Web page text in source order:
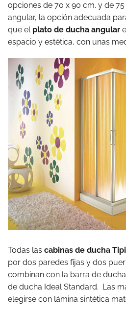
opciones de 70 x 90 cm. y de
angular, la opción adecuada
que el plato de ducha angular
espacio y estética, con unas
Todas las cabinas de ducha
por dos paredes fijas y dos
combinan con la barra de
de ducha Ideal Standard. Las
elegirse con lámina sintética